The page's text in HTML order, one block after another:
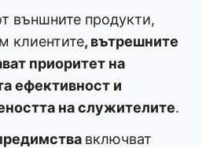
външните продукти,
клиентите, вътрешните
приоритет на
ефективност и
на служителите.
включват